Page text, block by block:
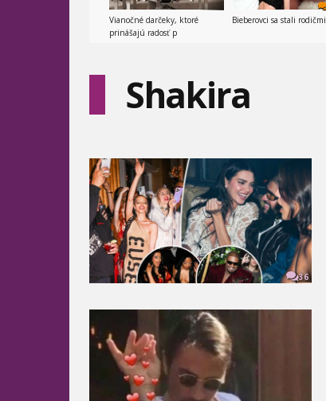
Vianočné darčeky, ktoré
prinášajú radosť p
Bieberovci sa stali rodičmi
Shakira
36